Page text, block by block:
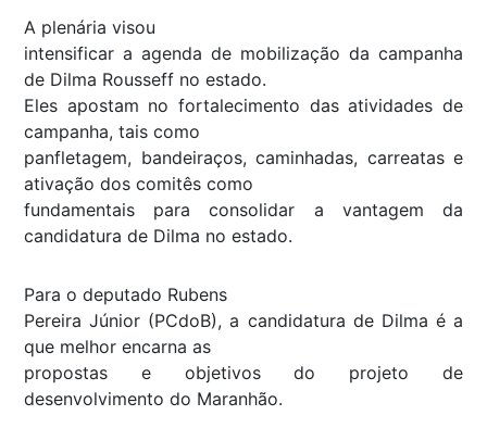
A plenária visou
intensificar a agenda de mobilização da campanha
de Dilma Rousseff no estado.
Eles apostam no fortalecimento das atividades de
campanha, tais como
panfletagem, bandeiraços, caminhadas, carreatas e
ativação dos comitês como
fundamentais para consolidar a vantagem da
candidatura de Dilma no estado.
Para o deputado Rubens
Pereira Júnior (PCdoB), a candidatura de Dilma é a
que melhor encarna as
propostas e objetivos do projeto de
desenvolvimento do Maranhão.